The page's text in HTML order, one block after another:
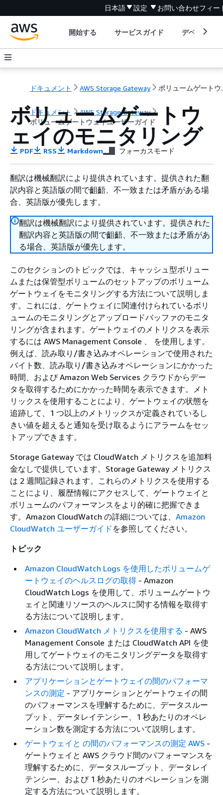
日本語 設定 お問い合わせフィー
開始する サービスガイド デベロッパ
ドキュメント AWS Storage Gateway ボリ
ドキュメント
AWS Storage Gateway
ボリュームゲートウェイユーザーガイド
ボリュームゲートウ
ェイのモニタリング
PDF RSS Markdown フォーカスモード
翻訳は機械翻訳により提供されています。提供された翻
訳内容と英語版の間で齟齬、不一致または矛盾がある場
合、英語版が優先します。
翻訳は機械翻訳により提供されています。提供された
翻訳内容と英語版の間で齟齬、不一致または矛盾があ
る場合、英語版が優先します。
このセクションのトピックでは、キャッシュ型ボリュー
ムまたは保管型ボリュームのセットアップのボリューム
ゲートウェイをモニタリングする方法について説明しま
す。これには、ゲートウェイに関連付けられているボリ
ュームのモニタリングとアップロードバッファのモニタ
リングが含まれます。ゲートウェイのメトリクスを表示
するには AWS Management Console 、 を使用します。
例えば、読み取り/書き込みオペレーションで使用された
バイト数、読み取り/書き込みオペレーションにかかった
時間、および Amazon Web Services クラウドからデー
タを取得するためにかかった時間を表示できます。メト
リックスを使用することにより、ゲートウェイの状態を
追跡して、1 つ以上のメトリックスが定義されているし
きい値を超えると通知を受け取るようにアラームをセッ
トアップできます。
Storage Gateway では CloudWatch メトリクスを追加料
金なしで提供しています。Storage Gateway メトリクス
は 2 週間記録されます。これらのメトリクスを使用する
ことにより、履歴情報にアクセスして、ゲートウェイと
ボリュームのパフォーマンスをより的確に把握できま
す。Amazon CloudWatch の詳細については、 Amazon
CloudWatch ユーザーガイド を参照してください。
トピック
Amazon CloudWatch Logs を使用したボリュームゲ
ートウェイのヘルスログの取得 - Amazon
CloudWatch Logs を使用して、ボリュームゲートウ
ェイと関連リソースのヘルスに関する情報を取得す
る方法について説明します。
Amazon CloudWatch メトリクスを使用する - AWS
Management Console または CloudWatch API を使
用してゲートウェイのモニタリングデータを取得す
る方法について説明します。
アプリケーションとゲートウェイの間のパフォーマ
ンスの測定 - アプリケーションとゲートウェイの間
のパフォーマンスを理解するために、データスルー
プット、データレイテンシー、1 秒あたりのオペレ
ーション数を測定する方法について説明します。
ゲートウェイと の間のパフォーマンスの測定 AWS -
ゲートウェイと AWS クラウド間のパフォーマンスを
理解するために、データスループット、データレイ
テンシー、および 1 秒あたりのオペレーションを測
定する方法について説明します。